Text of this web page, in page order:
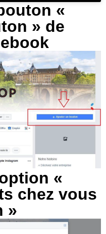
«
» de
«
chez vous
»